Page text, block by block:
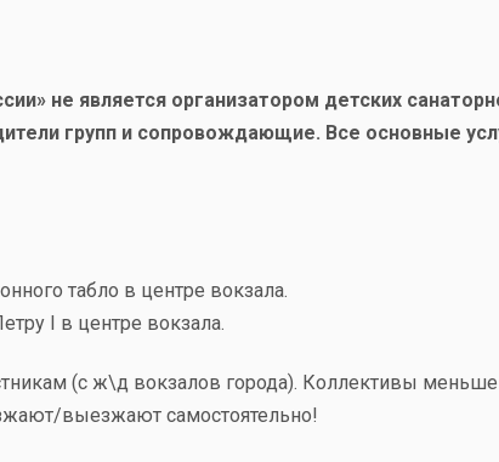
не является организатором детских
групп и сопровождающие. Все основные
табло в центре вокзала.
I в центре вокзала.
(с ж\д вокзалов города). Коллективы
выезжают самостоятельно!